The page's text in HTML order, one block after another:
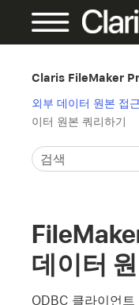
Claris FileMaker
외부 데이터 원본 접
이터 원본 쿼리하기
데이터
ODBC 클라이언